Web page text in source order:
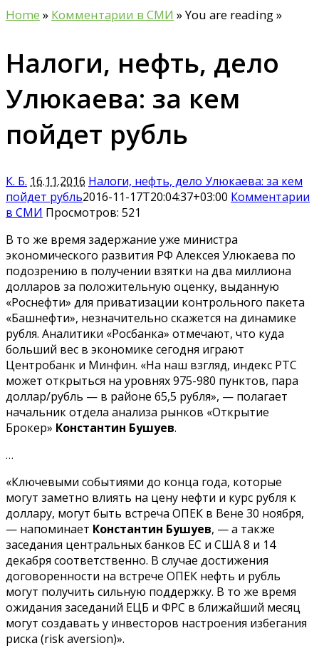
Home » Комментарии в СМИ » You are reading »
Налоги, нефть, дело
Улюкаева: за кем
пойдет рубль
К. Б. 16.11.2016 Налоги, нефть, дело Улюкаева: за кем
пойдет рубль2016-11-17T20:04:37+03:00 Комментарии
в СМИ Просмотров: 521
В то же время задержание уже министра
экономического развития РФ Алексея Улюкаева по
подозрению в получении взятки на два миллиона
долларов за положительную оценку, выданную
«Роснефти» для приватизации контрольного пакета
«Башнефти», незначительно скажется на динамике
рубля. Аналитики «Росбанка» отмечают, что куда
больший вес в экономике сегодня играют
Центробанк и Минфин. «На наш взгляд, индекс РТС
может открыться на уровнях 975-980 пунктов, пара
доллар/рубль — в районе 65,5 рубля», — полагает
начальник отдела анализа рынков «Открытие
Брокер» Константин Бушуев.
…
«Ключевыми событиями до конца года, которые
могут заметно влиять на цену нефти и курс рубля к
доллару, могут быть встреча ОПЕК в Вене 30 ноября,
— напоминает Константин Бушуев, — а также
заседания центральных банков ЕС и США 8 и 14
декабря соответственно. В случае достижения
договоренности на встрече ОПЕК нефть и рубль
могут получить сильную поддержку. В то же время
ожидания заседаний ЕЦБ и ФРС в ближайший месяц
могут создавать у инвесторов настроения избегания
риска (risk aversion)».